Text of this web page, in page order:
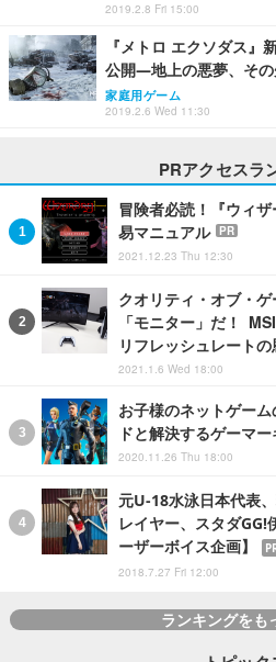
2019.2.8 Fri 15:00
『メトロ エクソダス』
公開―地上の悪夢、そ
家庭用ゲーム
2019.2.6 Wed 11:30
PRアクセスラ
冒険者必読！『ウィ
易マニュアル
PR
2021.12.23 Thu 12:30
クオリティ・オブ・
「モニター」だ！
リフレッシュレート
2021.1.6 Wed 18:00
お子様のネットゲー
ドと解決するゲーマ
2020.11.26 Thu 18:00
元U-18水泳日本代表
レイヤー、スタダ
ーザーボイス企画】
2018.7.27 Fri 12:00
ランキングをも